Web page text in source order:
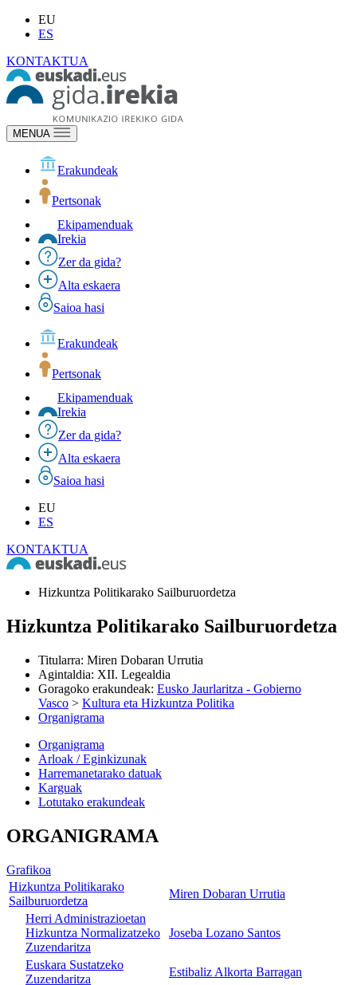
EU
ES
KONTAKTUA
MENUA
Erakundeak
Pertsonak
Ekipamenduak
Irekia
Zer da gida?
Alta eskaera
Saioa hasi
Erakundeak
Pertsonak
Ekipamenduak
Irekia
Zer da gida?
Alta eskaera
Saioa hasi
EU
ES
KONTAKTUA
Hizkuntza Politikarako Sailburuordetza
Hizkuntza Politikarako Sailburuordetza
Titularra: Miren Dobaran Urrutia
Agintaldia: XII. Legealdia
Goragoko erakundeak: Eusko Jaurlaritza - Gobierno
Vasco > Kultura eta Hizkuntza Politika
Organigrama
Organigrama
Arloak / Eginkizunak
Harremanetarako datuak
Karguak
Lotutako erakundeak
ORGANIGRAMA
Grafikoa
Hizkuntza Politikarako
Sailburuordetza
Miren Dobaran Urrutia
Herri Administrazioetan
Hizkuntza Normalizatzeko
Zuzendaritza
Joseba Lozano Santos
Euskara Sustatzeko
Zuzendaritza
Estibaliz Alkorta Barragan